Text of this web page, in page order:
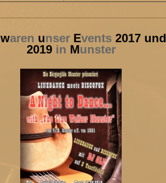
waren unser Events 2017 und
2019 in Munster